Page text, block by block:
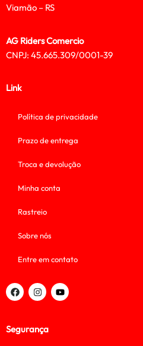
Viamão – RS
AG Riders Comercio
CNPJ: 45.665.309/0001-39
Link
Política de privacidade
Prazo de entrega
Troca e devolução
Minha conta
Rastreio
Sobre nós
Entre em contato
Segurança